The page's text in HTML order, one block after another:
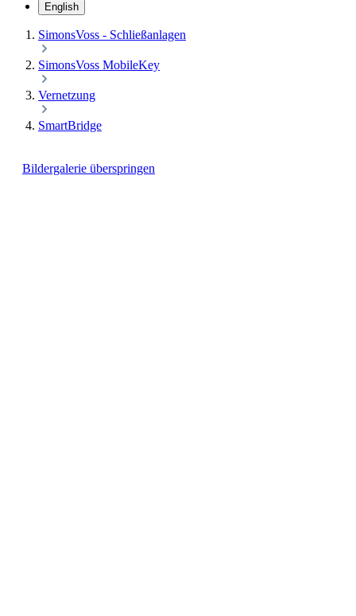
English
SimonsVoss - Schließanlagen
SimonsVoss MobileKey
Vernetzung
SmartBridge
Bildergalerie überspringen